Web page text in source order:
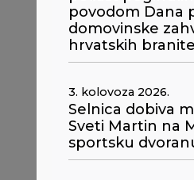
povodom Dana
domovinske
hrvatskih
3. kolovoza 2026.
Selnica dobiva
Sveti Martin na
sportsku